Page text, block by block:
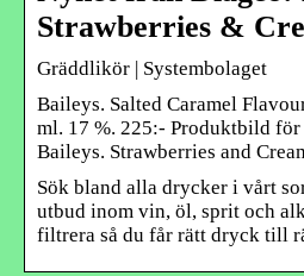
Strawberries &
Gräddlikör | Systembolaget
Baileys. Salted Caramel
ml. 17 %. 225:- Produktbild
Baileys. Strawberries and
Sök bland alla drycker i vårt
utbud inom vin, öl, sprit och
filtrera så du får rätt dryck till